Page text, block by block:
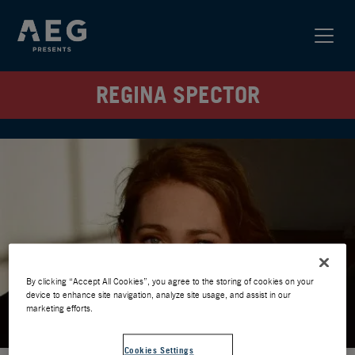
REGINA SPECTOR
By clicking “Accept All Cookies”, you agree to the storing of cookies on your
device to enhance site navigation, analyze site usage, and assist in our
marketing efforts.
Cookies Settings